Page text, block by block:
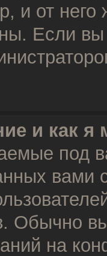
и от него
Если
и как я
под
Обычно
на